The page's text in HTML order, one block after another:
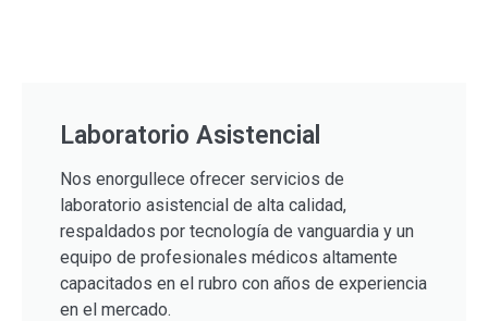
Laboratorio Asistencial
Nos enorgullece ofrecer servicios de
laboratorio asistencial de alta calidad,
respaldados por tecnología de vanguardia y un
equipo de profesionales médicos altamente
capacitados en el rubro con años de experiencia
en el mercado.